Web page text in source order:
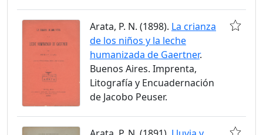
Arata, P. N. (1898). La crianza
de los niños y la leche
humanizada de Gaertner.
Buenos Aires. Imprenta,
Litografía y Encuadernación
de Jacobo Peuser.